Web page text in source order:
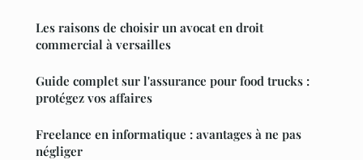
Les raisons de choisir un avocat en droit
commercial à versailles
Guide complet sur l'assurance pour food trucks :
protégez vos affaires
Freelance en informatique : avantages à ne pas
négliger